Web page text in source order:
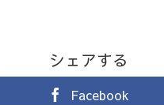
シェアする
Facebook